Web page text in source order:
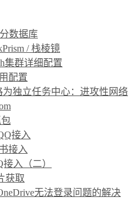
数据库
/ 栈棱镜
集群详细配置
配置
独立任务中心：进攻性网络
接入
接入
入（二）
获取
无法登录问题的解决